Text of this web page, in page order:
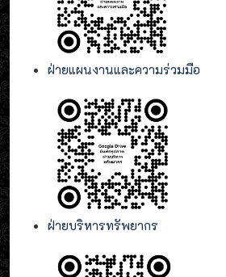
ฝ่ายแผนงานและความร่วมมือ
ฝ่ายบริหารทรัพยากร